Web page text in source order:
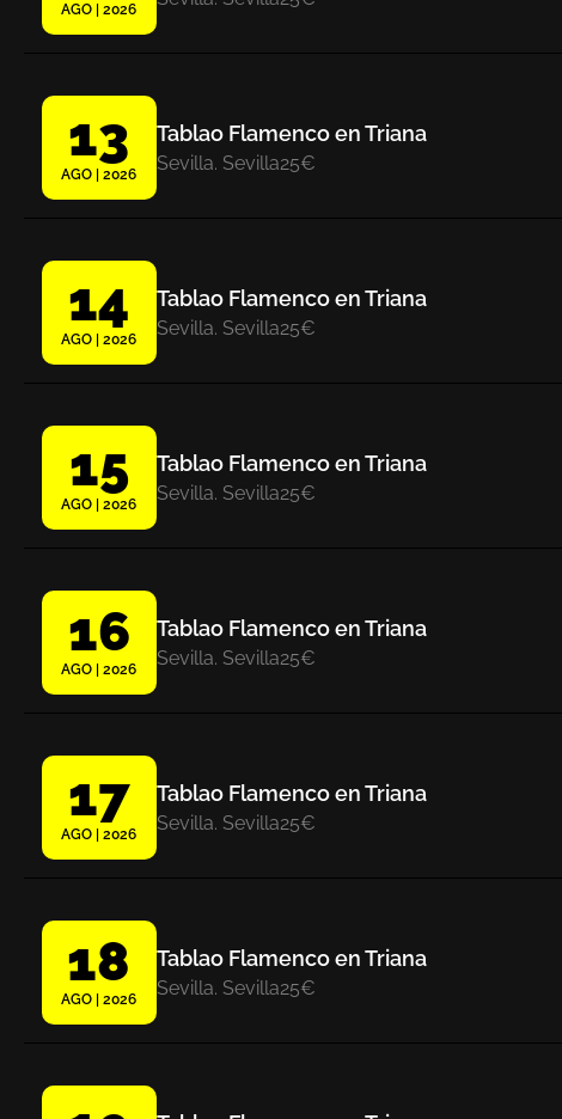
AGO | 2026
13
AGO | 2026
Tablao Flamenco en Triana
Sevilla. Sevilla25€
14
AGO | 2026
Tablao Flamenco en Triana
Sevilla. Sevilla25€
15
AGO | 2026
Tablao Flamenco en Triana
Sevilla. Sevilla25€
16
AGO | 2026
Tablao Flamenco en Triana
Sevilla. Sevilla25€
17
AGO | 2026
Tablao Flamenco en Triana
Sevilla. Sevilla25€
18
AGO | 2026
Tablao Flamenco en Triana
Sevilla. Sevilla25€